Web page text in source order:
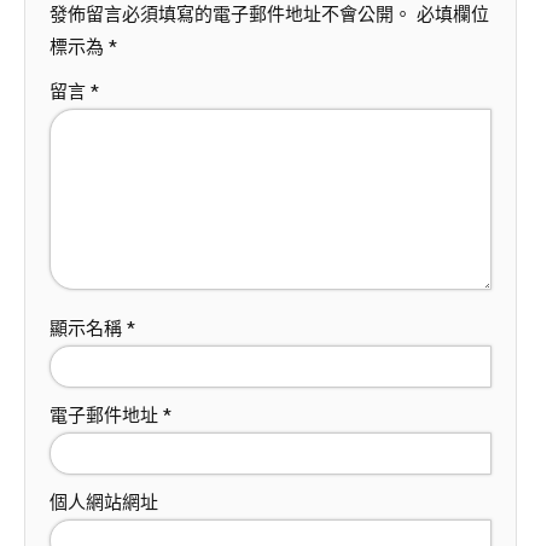
發佈留言必須填寫的電子郵件地址不會公開。 必填欄位
標示為 *
留言 *
顯示名稱 *
電子郵件地址 *
個人網站網址